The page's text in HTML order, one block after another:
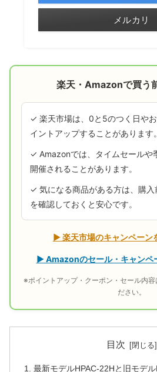
メルカリ
楽天・Amazonで買う
✓ 楽天市場は、0と5のつく日や
イントアップすることがあります。
✓ Amazonでは、タイムセールや
開催されることがあります。
✓ 気になる商品がある方は、購入
を確認しておくと安心です。
▶ 楽天市場のキャンペーン
▶ Amazonのセール・キャンペ
※ポイントアップ・クーポン・セール内容
ださい。
目次
最新モデルHPAC-22Hと旧モデ